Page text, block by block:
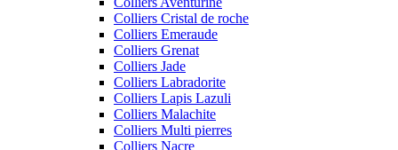
Colliers Cristal de roche
Colliers Emeraude
Colliers Grenat
Colliers Jade
Colliers Labradorite
Colliers Lapis Lazuli
Colliers Malachite
Colliers Multi pierres
Colliers Nacre